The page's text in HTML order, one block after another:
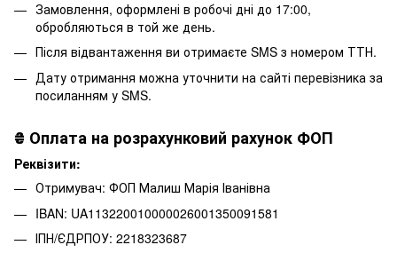
Замовлення, оформлені в робочі дні до 17:00,
обробляються в той же день.
Після відвантаження ви отримаєте SMS з номером ТТН.
Дату отримання можна уточнити на сайті перевізника за
посиланням у SMS.
₴ Оплата на розрахунковий рахунок ФОП
Реквізити:
Отримувач: ФОП Малиш Марія Іванівна
IBAN: UA113220010000026001350091581
ІПН/ЄДРПОУ: 2218323687